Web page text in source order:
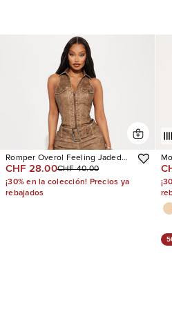
Romper Overol Feeling Jaded
Washed Faux Leather
CHF 28.00CHF 40.00
¡30% en la colección! Precios ya
rebajados